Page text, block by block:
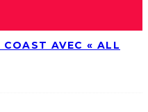
COAST AVEC « ALL